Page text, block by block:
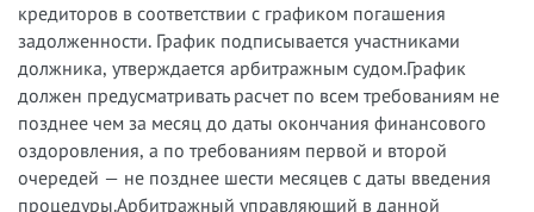
кредиторов в соответствии с графиком погашения
задолженности. График подписывается участниками
должника, утверждается арбитражным судом.График
должен предусматривать расчет по всем требованиям не
позднее чем за месяц до даты окончания финансового
оздоровления, а по требованиям первой и второй
очередей — не позднее шести месяцев с даты введения
процедуры.Арбитражный управляющий в данной